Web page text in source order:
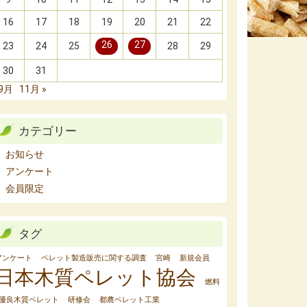
16 17 18 19 20 21 22
23 24 25 26 27 28 29
30
31
月
11月 »
カテゴリー
お知らせ
アンケート
会員限定
タグ
ンケート ペレット製造販売に関する調査 宮崎 新規会員
本木質ペレット協会
燃料
良木質ペレット
研修会 都農ペレット工業